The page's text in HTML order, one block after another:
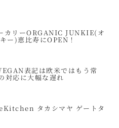
カリーORGANIC JUNKIE(オ
ー)恵比寿にOPEN！
表記は欧米ではもう常
対応に大幅な遅れ
タカシマヤ ゲートタ